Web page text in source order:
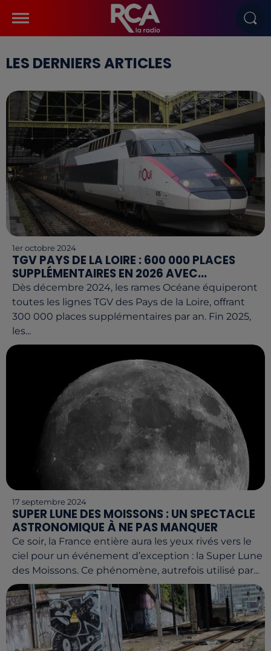
LES DERNIERS ARTICLES
1er octobre 2024
TGV PAYS DE LA LOIRE : 600 000 PLACES
SUPPLÉMENTAIRES EN 2026 AVEC...
Dès décembre 2024, les rames Océane équiperont
toutes les lignes TGV des Pays de la Loire, offrant
300 000 places supplémentaires par an. Fin 2025,
les...
17 septembre 2024
SUPER LUNE DES MOISSONS : UN SPECTACLE
ASTRONOMIQUE À NE PAS MANQUER
Ce soir, la France entière aura les yeux rivés vers le
ciel pour un événement d’exception : la Super Lune
des Moissons. Ce phénomène, autrefois utilisé par...